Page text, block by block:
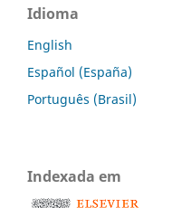
Idioma
English
Español (España)
Português (Brasil)
Indexada em